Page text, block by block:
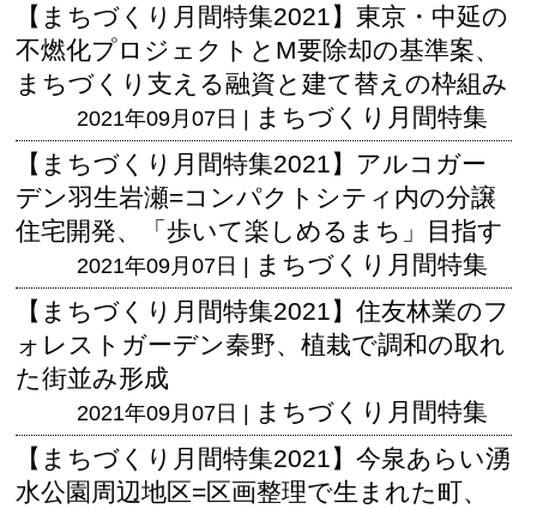
【まちづくり月間特集2021】東京・中延の
不燃化プロジェクトとM要除却の基準案、
まちづくり支える融資と建て替えの枠組み
2021年09月07日 | まちづくり月間特集
【まちづくり月間特集2021】アルコガー
デン羽生岩瀬=コンパクトシティ内の分譲
住宅開発、「歩いて楽しめるまち」目指す
2021年09月07日 | まちづくり月間特集
【まちづくり月間特集2021】住友林業のフ
ォレストガーデン秦野、植栽で調和の取れ
た街並み形成
2021年09月07日 | まちづくり月間特集
【まちづくり月間特集2021】今泉あらい湧
水公園周辺地区=区画整理で生まれた町、